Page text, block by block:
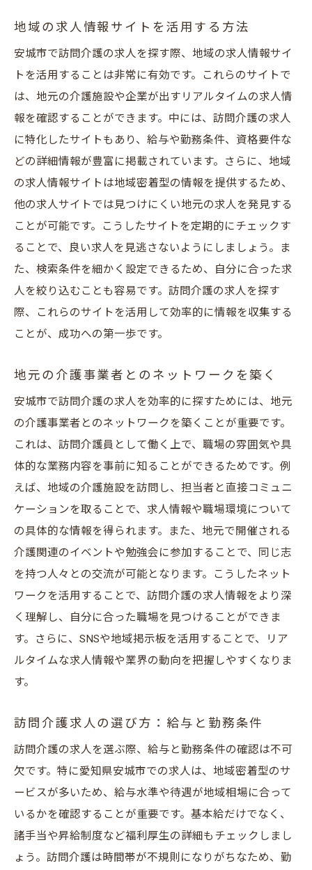
地元住民との信頼関係を築く方法
訪問介護での具体的なサービス内容
安城市特有の介護サービスの特徴
未経験者でも安心！資格取得支援が充実した安
城市の介護求人
介護職に必要な資格とは
資格取得支援制度の活用法
未経験者向けの研修内容
資格取得後のキャリアパス
安城市での資格取得機会を探す
市の求人環境
訪問介護求人選びで気をつけること
求人情報の信頼性を確認する方法
ブラック求人を避けるポイント
求人情報サイトの活用術
地元のハローワークでの情報収集
安城市の求人市場動向を把握する
安城市での介護職のやりがい
最新求人情報の入手方法
勤務先選びの基準とは
安城市の介護業界の魅力
の魅力とは
訪問介護の使命と役割
訪問介護のやりがいと達成感
地域福祉に貢献する醍醐味
地域の求人情報サイトを活用する方法
安城市で訪問介護の求人を探す際、地域の求人情報サイ
トを活用することは非常に有効です。これらのサイトで
は、地元の介護施設や企業が出すリアルタイムの求人情
報を確認することができます。中には、訪問介護の求人
に特化したサイトもあり、給与や勤務条件、資格要件な
どの詳細情報が豊富に掲載されています。さらに、地域
の求人情報サイトは地域密着型の情報を提供するため、
他の求人サイトでは見つけにくい地元の求人を発見する
ことが可能です。こうしたサイトを定期的にチェックす
ることで、良い求人を見逃さないようにしましょう。ま
た、検索条件を細かく設定できるため、自分に合った求
人を絞り込むことも容易です。訪問介護の求人を探す
際、これらのサイトを活用して効率的に情報を収集する
ことが、成功への第一歩です。
地元の介護事業者とのネットワークを築く
安城市で訪問介護の求人を効率的に探すためには、地元
の介護事業者とのネットワークを築くことが重要です。
これは、訪問介護員として働く上で、職場の雰囲気や具
体的な業務内容を事前に知ることができるためです。例
えば、地域の介護施設を訪問し、担当者と直接コミュニ
ケーションを取ることで、求人情報や職場環境について
の具体的な情報を得られます。また、地元で開催される
介護関連のイベントや勉強会に参加することで、同じ志
を持つ人々との交流が可能となります。こうしたネット
ワークを活用することで、訪問介護の求人情報をより深
く理解し、自分に合った職場を見つけることができま
す。さらに、SNSや地域掲示板を活用することで、リア
ルタイムな求人情報や業界の動向を把握しやすくなりま
す。
訪問介護求人の選び方：給与と勤務条件
訪問介護の求人を選ぶ際、給与と勤務条件の確認は不可
欠です。特に愛知県安城市での求人は、地域密着型のサ
ービスが多いため、給与水準や待遇が地域相場に合って
いるかを確認することが重要です。基本給だけでなく、
諸手当や昇給制度など福利厚生の詳細もチェックしまし
ょう。訪問介護は時間帯が不規則になりがちなため、勤